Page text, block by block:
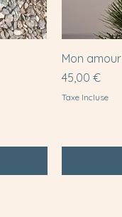
Mon amour
Prix
45,00 €
Taxe Incluse